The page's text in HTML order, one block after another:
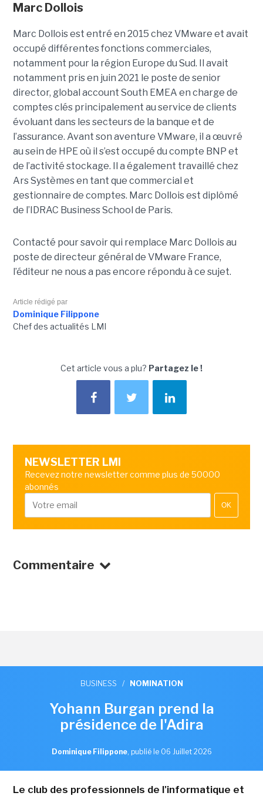
Marc Dollois
Marc Dollois est entré en 2015 chez VMware et avait
occupé différentes fonctions commerciales,
notamment pour la région Europe du Sud. Il avait
notamment pris en juin 2021 le poste de senior
director, global account South EMEA en charge de
comptes clés principalement au service de clients
évoluant dans les secteurs de la banque et de
l’assurance. Avant son aventure VMware, il a œuvré
au sein de HPE où il s’est occupé du compte BNP et
de l’activité stockage. Il a également travaillé chez
Ars Systèmes en tant que commercial et
gestionnaire de comptes. Marc Dollois est diplômé
de l’IDRAC Business School de Paris.
Contacté pour savoir qui remplace Marc Dollois au
poste de directeur général de VMware France,
l’éditeur ne nous a pas encore répondu à ce sujet.
Article rédigé par
Dominique Filippone
Chef des actualités LMI
Cet article vous a plu? Partagez le !
NEWSLETTER LMI
Recevez notre newsletter comme plus de 50000
abonnés
OK
Commentaire
BUSINESS / NOMINATION
Yohann Burgan prend la
présidence de l'Adira
Dominique Filippone, publié le 06 Juillet 2026
Le club des professionnels de l'informatique et